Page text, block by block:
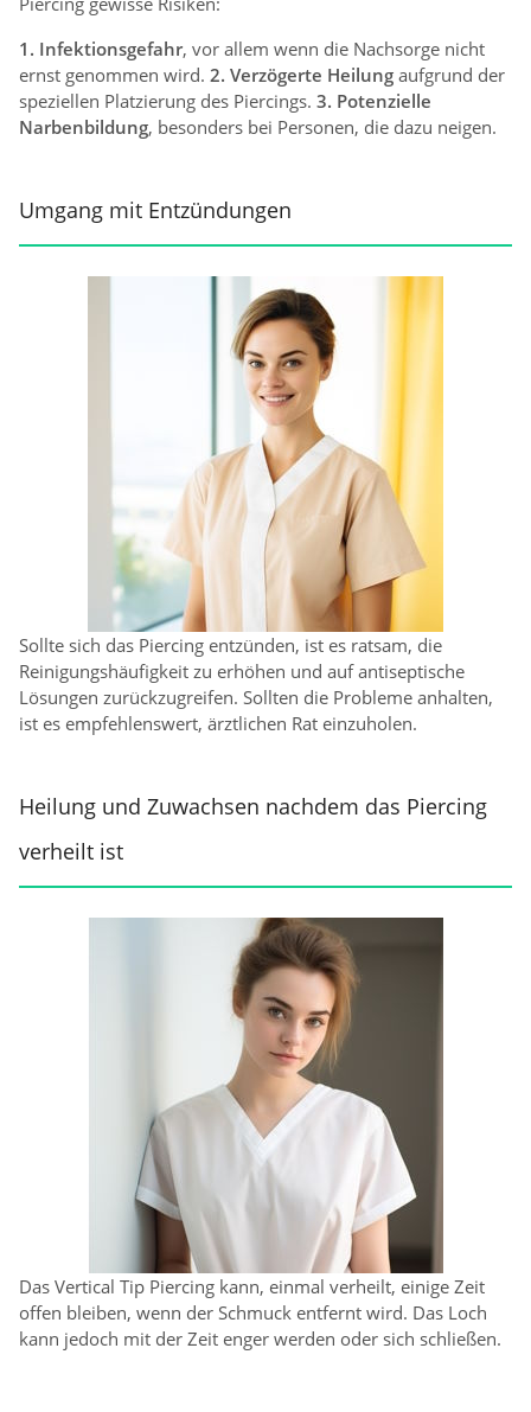
1. Infektionsgefahr, vor allem wenn die Nachsorge nicht
ernst genommen wird. 2. Verzögerte Heilung aufgrund der
speziellen Platzierung des Piercings. 3. Potenzielle
Narbenbildung, besonders bei Personen, die dazu neigen.
Umgang mit Entzündungen
Sollte sich das Piercing entzünden, ist es ratsam, die
Reinigungshäufigkeit zu erhöhen und auf antiseptische
Lösungen zurückzugreifen. Sollten die Probleme anhalten,
ist es empfehlenswert, ärztlichen Rat einzuholen.
Heilung und Zuwachsen nachdem das Piercing
verheilt ist
Das Vertical Tip Piercing kann, einmal verheilt, einige Zeit
offen bleiben, wenn der Schmuck entfernt wird. Das Loch
kann jedoch mit der Zeit enger werden oder sich schließen.